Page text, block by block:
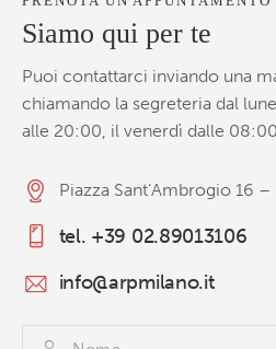
Siamo qui per te
Puoi contattarci inviando una
chiamando la segreteria dal
alle 20:00, il venerdì dalle
Piazza Sant’Ambrogio 16
tel. +39 02.89013106
info@arpmilano.it